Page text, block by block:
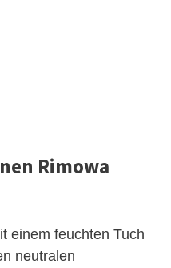
Rimowa
einem feuchten Tuch
neutralen